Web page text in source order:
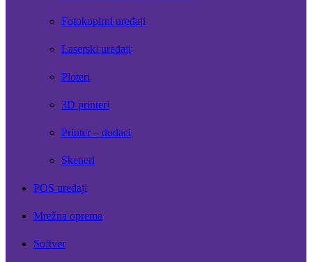
Fotokopirni uređaji
Laserski uređaji
Ploteri
3D printeri
Printer – dodaci
Skeneri
POS uređaji
Mrežna oprema
Softver